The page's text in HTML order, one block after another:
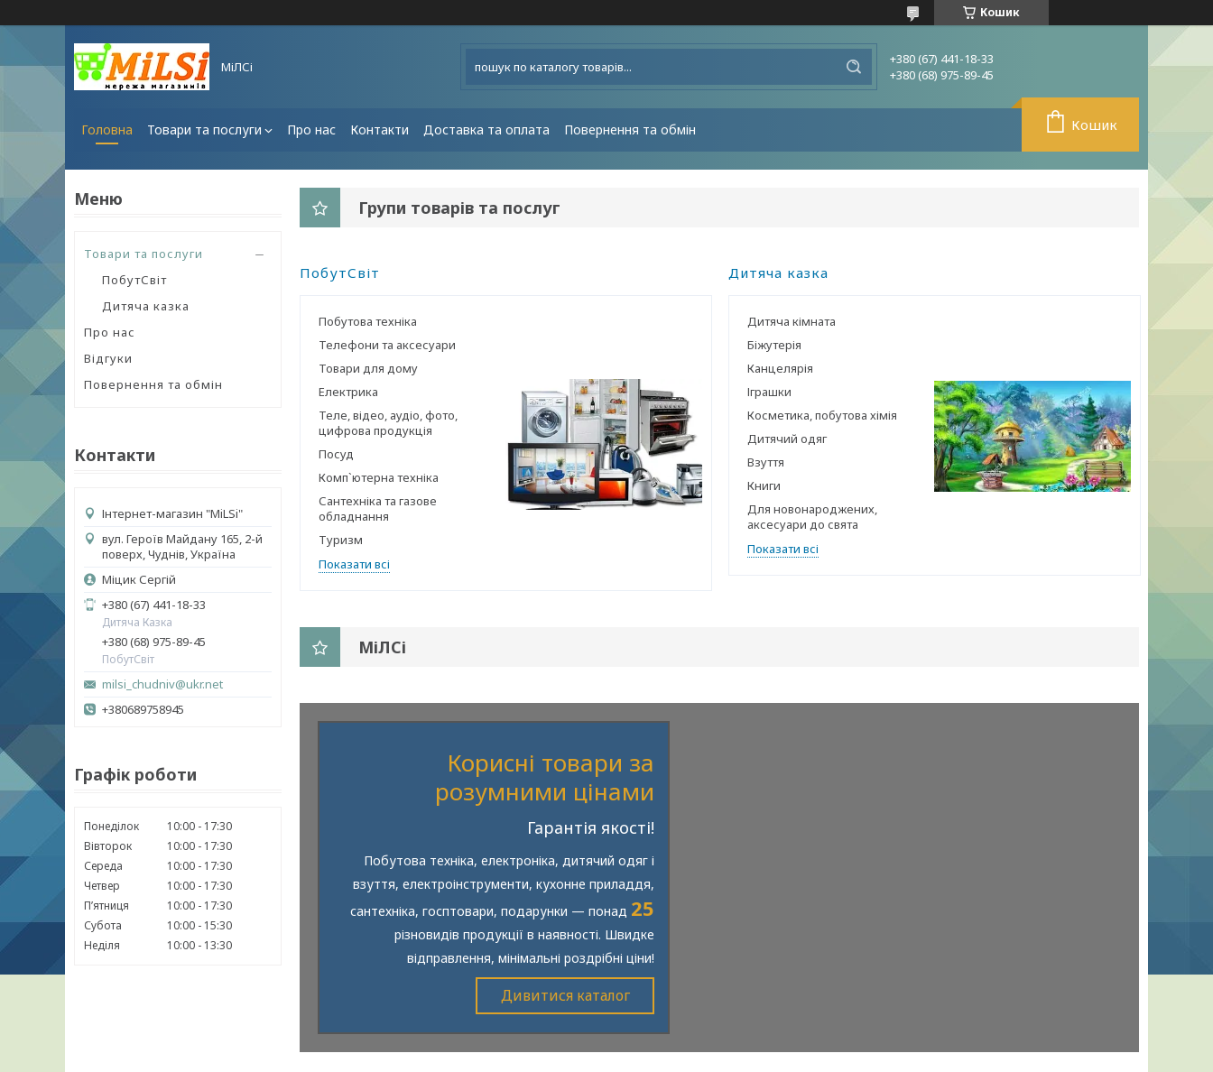
Кошик
МіЛСі
+380 (67) 441-18-33
+380 (68) 975-89-45
Головна Товари та послуги Про нас Контакти Доставка та оплата Повернення та обмін Кошик
Товари та послуги
ПобутСвіт
Дитяча казка
Про нас
Відгуки
Повернення та обмін
Контакти
Інтернет-магазин "MiLSi"
вул. Героїв Майдану 165, 2-й
поверх, Чуднів, Україна
Міцик Сергій
+380 (67) 441-18-33
Дитяча Казка
+380 (68) 975-89-45
ПобутСвіт
milsi_chudniv@ukr.net
+380689758945
Графік роботи
Понеділок 10:00
17:30
Вівторок
10:00
17:30
Середа
10:00
17:30
Четвер
10:00
17:30
Пʼятниця
10:00
17:30
Субота
10:00
15:30
Неділя
10:00 13:30
Групи товарів та послуг
ПобутСвіт
Побутова техніка
Телефони та аксесуари
Товари для дому
Електрика
Теле, відео, аудіо, фото,
цифрова продукція
Посуд
Комп`ютерна техніка
Сантехніка та газове
обладнання
Туризм
Показати всі
Дитяча казка
Дитяча кімната
Біжутерія
Канцелярія
Іграшки
Косметика, побутова хімія
Дитячий одяг
Взуття
Книги
Для новонароджених,
аксесуари до свята
Показати всі
МіЛСі
Корисні товари за
розумними цінами
Гарантія якості!
Побутова техніка, електроніка, дитячий одяг і
взуття, електроінструменти, кухонне приладдя,
сантехніка, госптовари, подарунки — понад 25
різновидів продукції в наявності. Швидке
відправлення, мінімальні роздрібні ціни!
Дивитися каталог